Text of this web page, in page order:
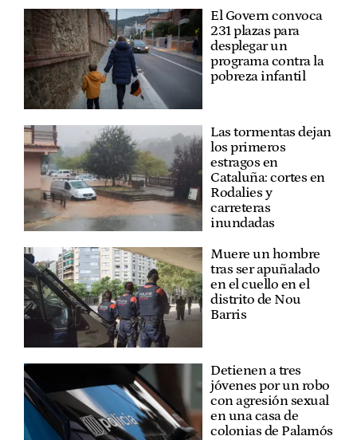
El Govern convoca
231 plazas para
desplegar un
programa contra la
pobreza infantil
Las tormentas dejan
los primeros
estragos en
Cataluña: cortes en
Rodalies y
carreteras
inundadas
Muere un hombre
tras ser apuñalado
en el cuello en el
distrito de Nou
Barris
Detienen a tres
jóvenes por un robo
con agresión sexual
en una casa de
colonias de Palamós